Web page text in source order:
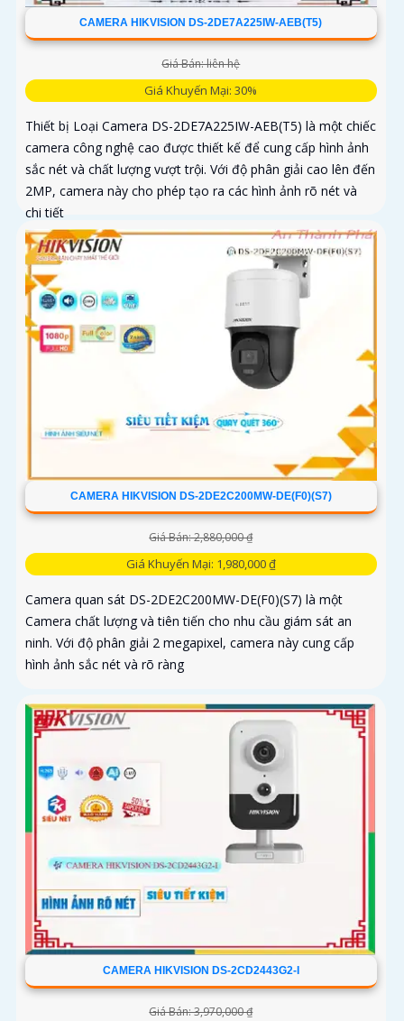
CAMERA HIKVISION DS-2DE7A225IW-AEB(T5)
Giá Bán: liên hệ
Giá Khuyến Mại: 30%
Thiết bị Loại Camera DS-2DE7A225IW-AEB(T5) là một chiếc
camera công nghệ cao được thiết kế để cung cấp hình ảnh
sắc nét và chất lượng vượt trội. Với độ phân giải cao lên đến
2MP, camera này cho phép tạo ra các hình ảnh rõ nét và
chi tiết
CAMERA HIKVISION DS-2DE2C200MW-DE(F0)(S7)
Giá Bán: 2,880,000 ₫
Giá Khuyến Mại: 1,980,000 ₫
Camera quan sát DS-2DE2C200MW-DE(F0)(S7) là một
Camera chất lượng và tiên tiến cho nhu cầu giám sát an
ninh. Với độ phân giải 2 megapixel, camera này cung cấp
hình ảnh sắc nét và rõ ràng
CAMERA HIKVISION DS-2CD2443G2-I
Giá Bán: 3,970,000 ₫